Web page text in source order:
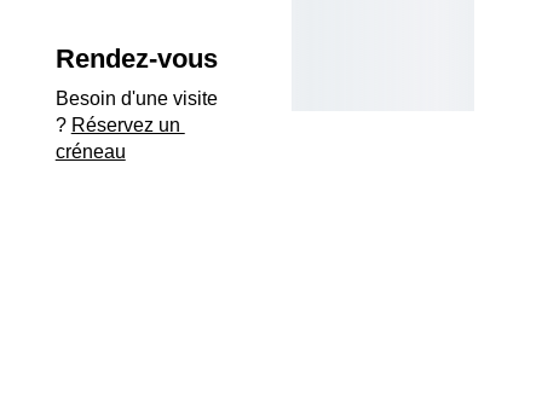
Rendez-vous
Besoin d'une visite
? Réservez un
créneau